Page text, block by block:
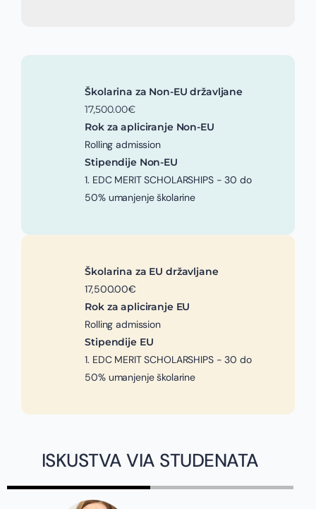
Školarina za Non-EU državljane
17,500.00€
Rok za apliciranje Non-EU
Rolling admission
Stipendije Non-EU
1. EDC MERIT SCHOLARSHIPS - 30 do
50% umanjenje školarine
Školarina za EU državljane
17,500.00€
Rok za apliciranje EU
Rolling admission
Stipendije EU
1. EDC MERIT SCHOLARSHIPS - 30 do
50% umanjenje školarine
ISKUSTVA VIA STUDENATA